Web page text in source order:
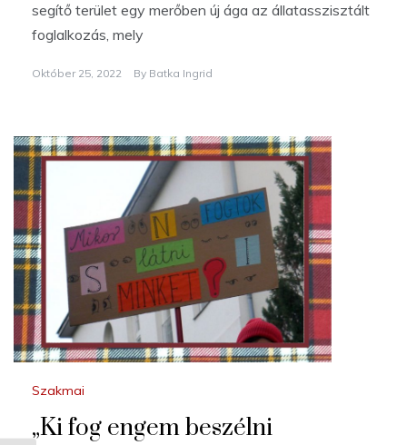
segítő terület egy merőben új ága az állatasszisztált
foglalkozás, mely
Október 25, 2022 By Batka Ingrid
Szakmai
„Ki fog engem beszélni